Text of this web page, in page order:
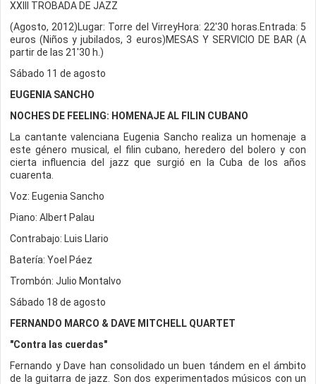
XXIII TROBADA DE JAZZ
(Agosto, 2012)Lugar: Torre del VirreyHora: 22'30 horas.Entrada: 5
euros (Niños y jubilados, 3 euros)MESAS Y SERVICIO DE BAR (A
partir de las 21'30 h.)
Sábado 11 de agosto
EUGENIA SANCHO
NOCHES DE FEELING: HOMENAJE AL FILIN CUBANO
La cantante valenciana Eugenia Sancho realiza un homenaje a
este género musical, el filin cubano, heredero del bolero y con
cierta influencia del jazz que surgió en la Cuba de los años
cuarenta.
Voz: Eugenia Sancho
Piano: Albert Palau
Contrabajo: Luis Llario
Batería: Yoel Páez
Trombón: Julio Montalvo
Sábado 18 de agosto
FERNANDO MARCO & DAVE MITCHELL QUARTET
"Contra las cuerdas"
Fernando y Dave han consolidado un buen tándem en el ámbito
de la guitarra de jazz. Son dos experimentados músicos con un